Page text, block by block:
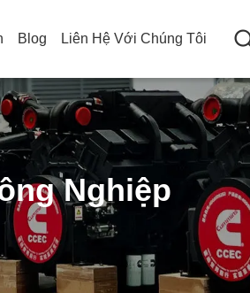
Blog Liên Hệ Với Chúng Tôi
Nghiệp